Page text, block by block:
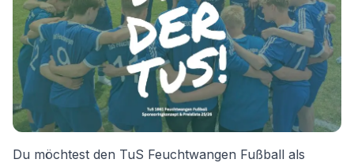
Du möchtest den TuS Feuchtwangen Fußball als